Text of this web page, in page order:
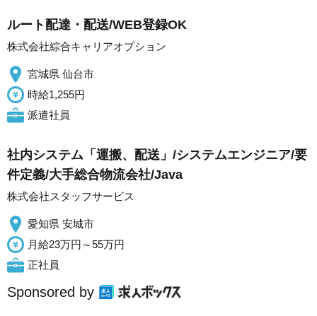
ルート配達・配送/WEB登録OK
株式会社綜合キャリアオプション
宮城県 仙台市
時給1,255円
派遣社員
社内システム「運搬、配送」/システムエンジニア/要
件定義/大手総合物流会社/Java
株式会社スタッフサービス
愛知県 安城市
月給23万円～55万円
正社員
Sponsored by